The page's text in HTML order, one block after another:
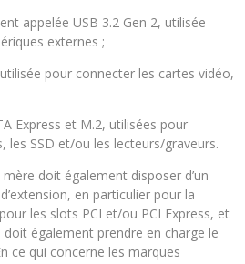
appelée USB 3.2 Gen 2, utilisée
externes ;
pour connecter les cartes vidéo,
Express et M.2, utilisées pour
les SSD et/ou les lecteurs/graveurs.
doit également disposer d’un
en particulier pour la
les slots PCI et/ou PCI Express, et
également prendre en charge le
ce qui concerne les marques